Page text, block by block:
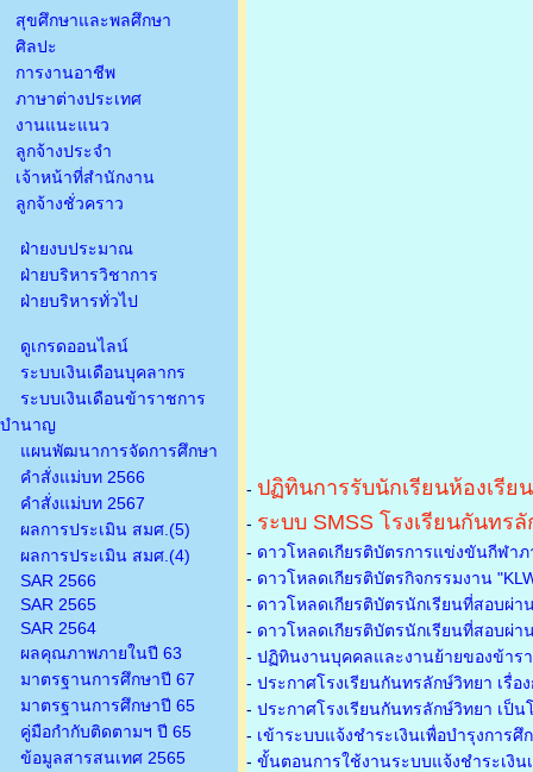
สุขศึกษาและพลศึกษา
ศิลปะ
การงานอาชีพ
ภาษาต่างประเทศ
งานแนะแนว
ลูกจ้างประจำ
เจ้าหน้าที่สำนักงาน
ลูกจ้างชั่วคราว
ฝ่ายงบประมาณ
ฝ่ายบริหารวิชาการ
ฝ่ายบริหารทั่วไป
ดูเกรดออนไลน์
ระบบเงินเดือนบุคลากร
ระบบเงินเดือนข้าราชการ
บำนาญ
แผนพัฒนาการจัดการศึกษา
คำสั่งแม่บท 2566
คำสั่งแม่บท 2567
ผลการประเมิน สมศ.(5)
ผลการประเมิน สมศ.(4)
SAR 2566
SAR 2565
SAR 2564
ผลคุณภาพภายในปี 63
มาตรฐานการศึกษาปี 67
มาตรฐานการศึกษาปี 65
คู่มือกำกับติดตามฯ ปี 65
ข้อมูลสารสนเทศ 2565
- ปฏิทินการรับนักเรียนห้องเรีย
- ระบบ SMSS โรงเรียนกันทร
- ดาวโหลดเกียรติบัตรการแข่งขันกีฬา
- ดาวโหลดเกียรติบัตรกิจกรรมงาน
- ดาวโหลดเกียรติบัตรนักเรียนที่สอบผ่
- ดาวโหลดเกียรติบัตรนักเรียนที่สอบผ่
- ปฏิทินงานบุคคลและงานย้ายของข้าร
- ประกาศโรงเรียนกันทรลักษ์วิทยา เรื่
- ประกาศโรงเรียนกันทรลักษ์วิทยา เป็
- เข้าระบบแจ้งชำระเงินเพื่อบำรุงการศึ
- ขั้นตอนการใช้งานระบบแจ้งชำระเงิน